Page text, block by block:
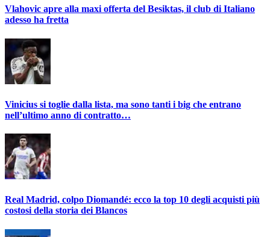
Vlahovic apre alla maxi offerta del Besiktas, il club di Italiano
adesso ha fretta
Vinicius si toglie dalla lista, ma sono tanti i big che entrano
nell’ultimo anno di contratto…
Real Madrid, colpo Diomandé: ecco la top 10 degli acquisti più
costosi della storia dei Blancos